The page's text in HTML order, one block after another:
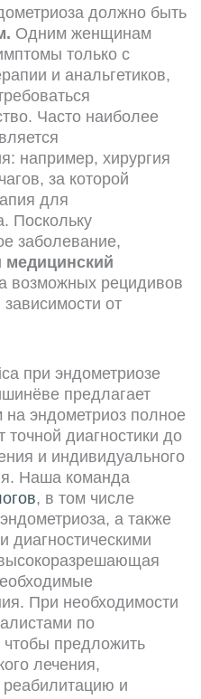
должно быть
Одним женщинам
только с
и анальгетиков,
Часто наиболее
например, хирургия
за которой
для
Поскольку
заболевание,
медицинский
возможных рецидивов
от
при эндометриозе
предлагает
на эндометриоз полное
диагностики до
и индивидуального
Наша команда
, в том числе
а также
диагностическими
При необходимости
по
чтобы предложить
лечения,
и